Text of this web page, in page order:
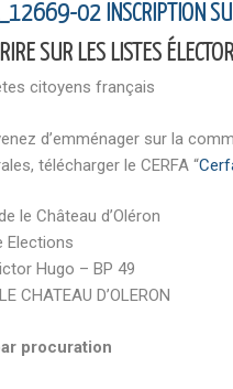
02 INSCRIPTION
SUR LES LISTES
citoyens français
d’emménager sur la
télécharger le CERFA “
le Château d’Oléron
Elections
Hugo – BP 49
CHATEAU D’OLERON
procuration